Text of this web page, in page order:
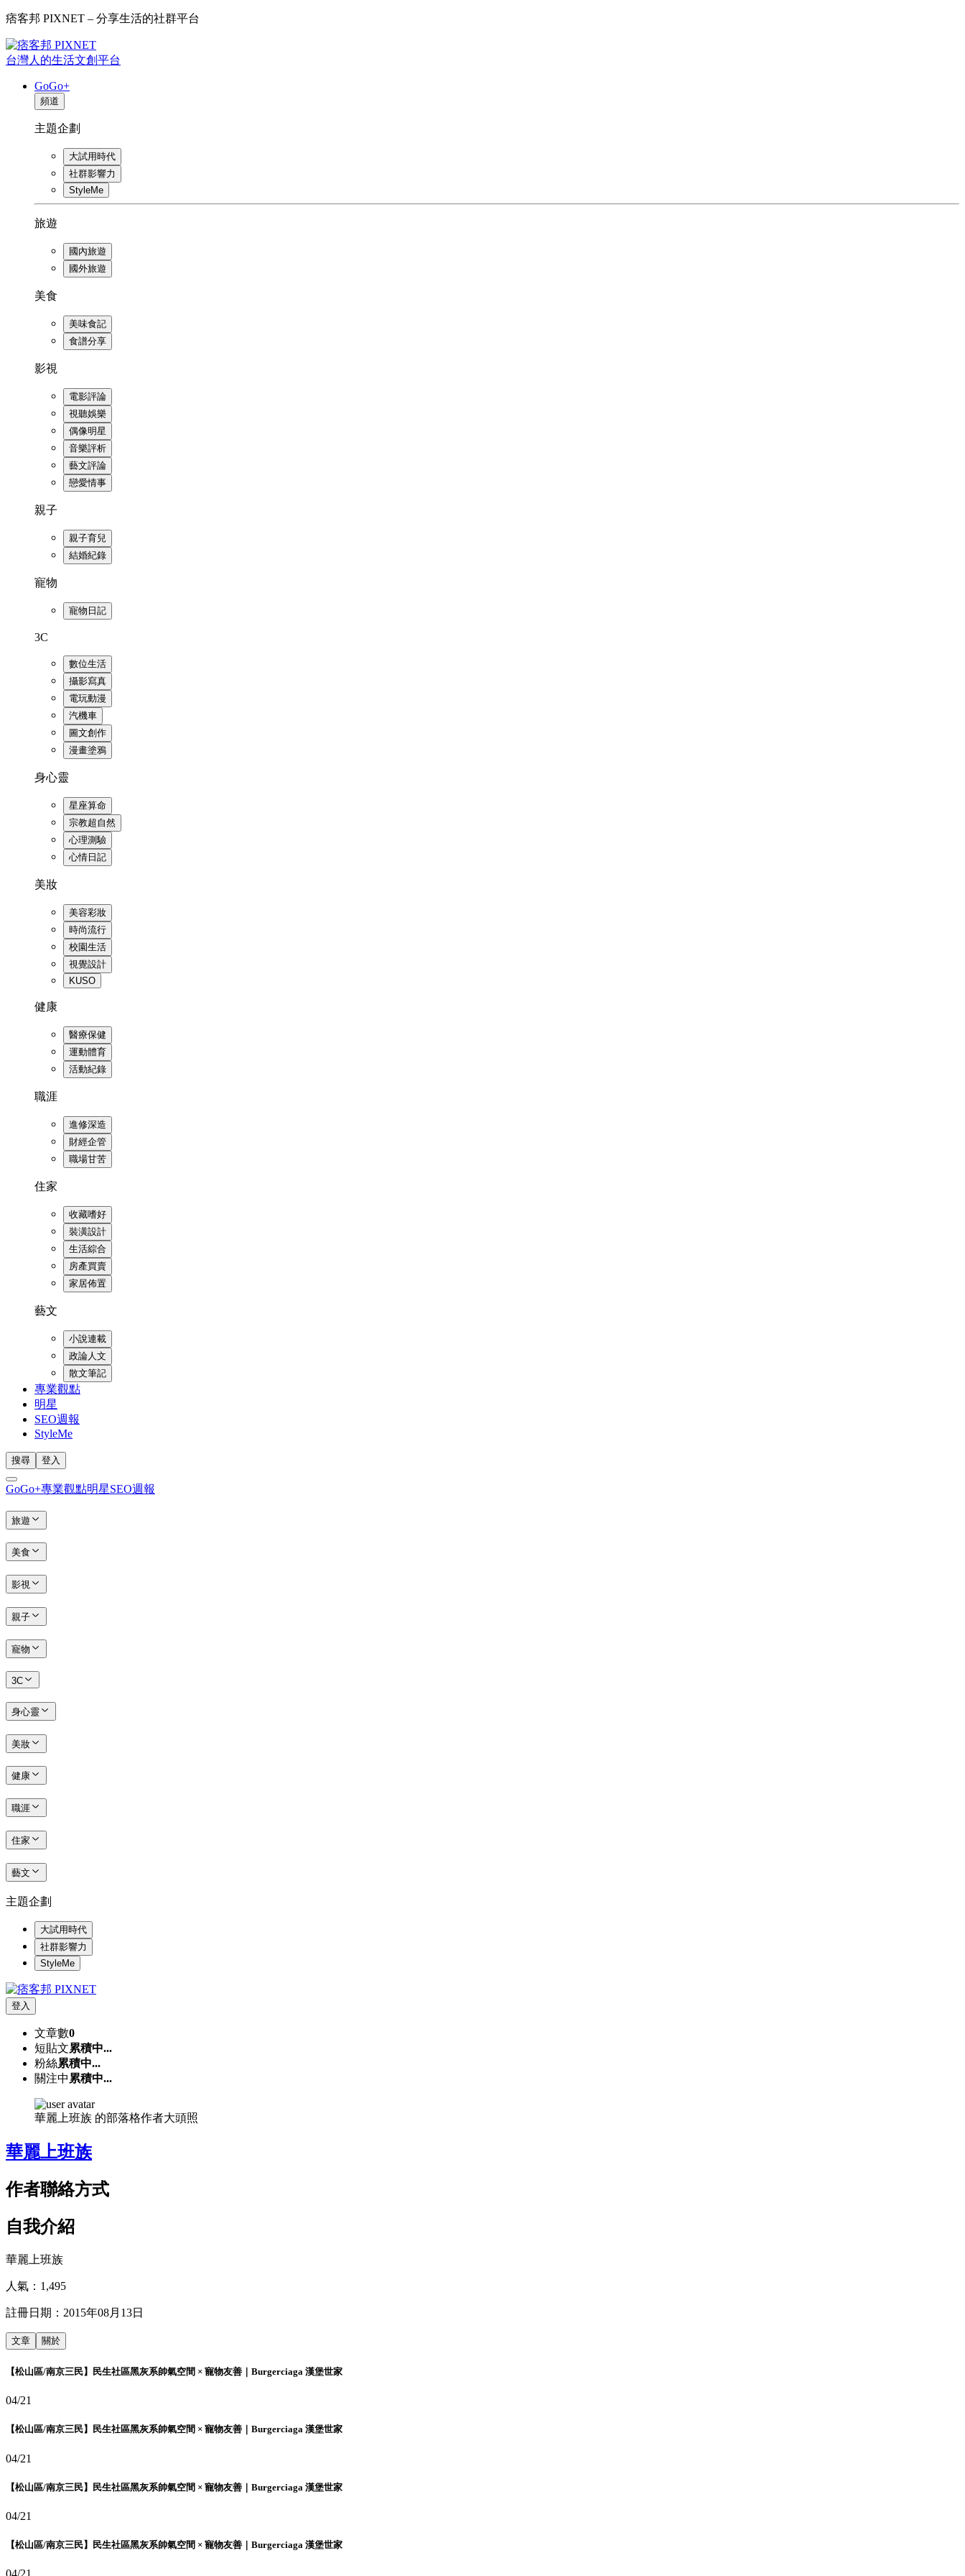
痞客邦 PIXNET – 分享生活的社群平台
台灣人的生活文創平台
GoGo+
頻道
主題企劃
大試用時代
社群影響力
StyleMe
旅遊
國內旅遊
國外旅遊
美食
美味食記
食譜分享
影視
電影評論
視聽娛樂
偶像明星
音樂評析
藝文評論
戀愛情事
親子
親子育兒
結婚紀錄
寵物
寵物日記
3C
數位生活
攝影寫真
電玩動漫
汽機車
圖文創作
漫畫塗鴉
身心靈
星座算命
宗教超自然
心理測驗
心情日記
美妝
美容彩妝
時尚流行
校園生活
視覺設計
KUSO
健康
醫療保健
運動體育
活動紀錄
職涯
進修深造
財經企管
職場甘苦
住家
收藏嗜好
裝潢設計
生活綜合
房產買賣
家居佈置
藝文
小說連載
政論人文
散文筆記
專業觀點
明星
SEO週報
StyleMe
搜尋 登入
GoGo+專業觀點明星SEO週報
旅遊
美食
影視
親子
寵物
3C
身心靈
美妝
健康
職涯
住家
藝文
主題企劃
大試用時代
社群影響力
StyleMe
登入
文章數0
短貼文累積中...
粉絲累積中...
關注中 累積中...
華麗上班族 的部落格作者大頭照
華麗上班族
作者聯絡方式
自我介紹
華麗上班族
人氣： 1,495
註冊日期： 2015年08月13日
文章 關於
【松山區/南京三民】民生社區黑灰系帥氣空間 × 寵物友善｜Burgerciaga 漢堡世家
04/21
【松山區/南京三民】民生社區黑灰系帥氣空間 × 寵物友善｜Burgerciaga 漢堡世家
04/21
【松山區/南京三民】民生社區黑灰系帥氣空間 × 寵物友善｜Burgerciaga 漢堡世家
04/21
【松山區/南京三民】民生社區黑灰系帥氣空間 × 寵物友善｜Burgerciaga 漢堡世家